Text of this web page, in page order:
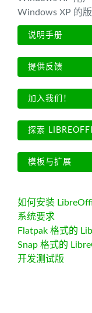
Windows XP 的
说明手册
提供反馈
加入我们！
探索
模板与扩展
如何安装
系统要求
Flatpak 格式的
Snap 格式的
开发测试版